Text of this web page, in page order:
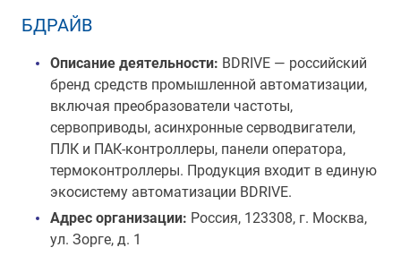
БДРАЙВ
Описание деятельности: BDRIVE — российский
бренд средств промышленной автоматизации,
включая преобразователи частоты,
сервоприводы, асинхронные серводвигатели,
ПЛК и ПАК-контроллеры, панели оператора,
термоконтроллеры. Продукция входит в единую
экосистему автоматизации BDRIVE.
Адрес организации: Россия, 123308, г. Москва,
ул. Зорге, д. 1